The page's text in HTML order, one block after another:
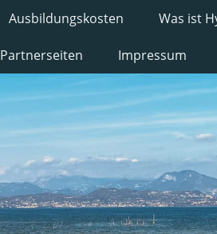
Ausbildungskosten Was ist
Partnerseiten Impressum